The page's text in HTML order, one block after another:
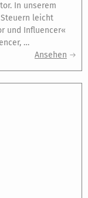
In unserem
Steuern leicht
und Influencer«
…
Ansehen